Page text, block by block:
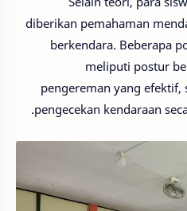
diberikan pemahaman
berkendara. Beberapa
meliputi postur
pengereman yang
pengecekan kendaraan